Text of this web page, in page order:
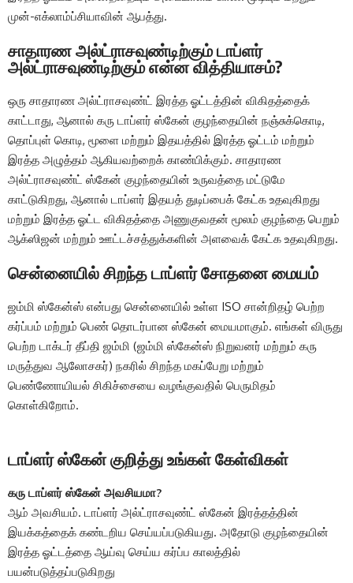
முன்-எக்லாம்ப்சியாவின் ஆபத்து.
சாதாரண அல்ட்ராசவுண்டிற்கும் டாப்ளர்
அல்ட்ராசவுண்டிற்கும் என்ன வித்தியாசம்?
ஒரு சாதாரண அல்ட்ராசவுண்ட் இரத்த ஓட்டத்தின் விகிதத்தைக்
காட்டாது, ஆனால் கரு டாப்ளர் ஸ்கேன் குழந்தையின் நஞ்சுக்கொடி,
தொப்புள் கொடி, மூளை மற்றும் இதயத்தில் இரத்த ஓட்டம் மற்றும்
இரத்த அழுத்தம் ஆகியவற்றைக் காண்பிக்கும். சாதாரண
அல்ட்ராசவுண்ட் ஸ்கேன் குழந்தையின் உருவத்தை மட்டுமே
காட்டுகிறது, ஆனால் டாப்ளர் இதயத் துடிப்பைக் கேட்க உதவுகிறது
மற்றும் இரத்த ஓட்ட விகிதத்தை அணுகுவதன் மூலம் குழந்தை பெறும்
ஆக்ஸிஜன் மற்றும் ஊட்டச்சத்துக்களின் அளவைக் கேட்க உதவுகிறது.
சென்னையில் சிறந்த டாப்ளர் சோதனை மையம்
ஜம்மி ஸ்கேன்ஸ் என்பது சென்னையில் உள்ள ISO சான்றிதழ் பெற்ற
கர்ப்பம் மற்றும் பெண் தொடர்பான ஸ்கேன் மையமாகும். எங்கள் விருது
பெற்ற டாக்டர் தீப்தி ஜம்மி (ஜம்மி ஸ்கேன்ஸ் நிறுவனர் மற்றும் கரு
மருத்துவ ஆலோசகர்) நகரில் சிறந்த மகப்பேறு மற்றும்
பெண்ணோயியல் சிகிச்சையை வழங்குவதில் பெருமிதம்
கொள்கிறோம்.
டாப்ளர் ஸ்கேன் குறித்து உங்கள் கேள்விகள்
கரு டாப்ளர் ஸ்கேன் அவசியமா?
ஆம் அவசியம். டாப்ளர் அல்ட்ராசவுண்ட் ஸ்கேன் இரத்தத்தின்
இயக்கத்தைக் கண்டறிய செய்யப்படுகியது. அதோடு குழந்தையின்
இரத்த ஓட்டத்தை ஆய்வு செய்ய கர்ப்ப காலத்தில்
பயன்படுத்தப்படுகிறது